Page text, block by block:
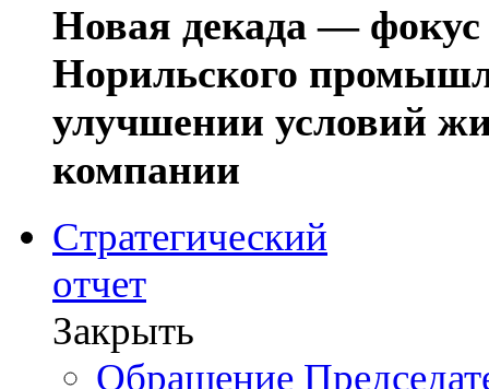
Новая декада — фокус
Норильского
улучшении условий
компании
Стратегический
отчет
Закрыть
Обращение